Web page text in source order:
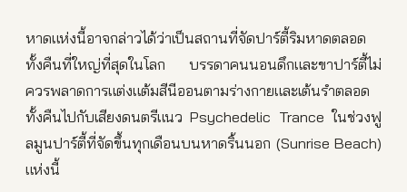
หาดแห่งนี้อาจกล่าวได้ว่าเป็นสถานที่จัดปาร์ตี้ริมหาดตลอด
ทั้งคืนที่ใหญ่ที่สุดในโลก บรรดาคนนอนดึกและขาปาร์ตี้ไม่
ควรพลาดการแต่งแต้มสีนีออนตามร่างกายและเต้นรำตลอด
ทั้งคืนไปกับเสียงดนตรีแนว Psychedelic Trance ในช่วงฟู
ลมูนปาร์ตี้ที่จัดขึ้นทุกเดือนบนหาดริ้นนอก (Sunrise Beach)
แห่งนี้